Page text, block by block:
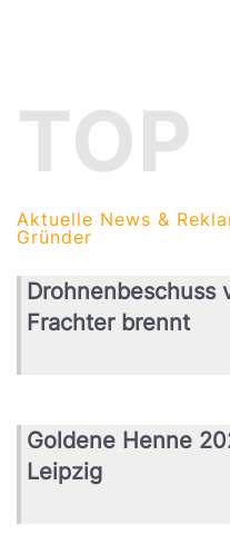
TOP
Aktuelle News &
Gründer
Drohnenbeschuss
Frachter brennt
Goldene Henne
Leipzig